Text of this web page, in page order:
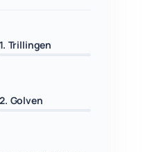
1. Trillingen
2. Golven